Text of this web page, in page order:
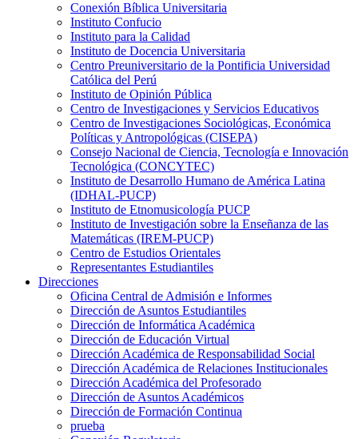
Conexión Bíblica Universitaria
Instituto Confucio
Instituto para la Calidad
Instituto de Docencia Universitaria
Centro Preuniversitario de la Pontificia Universidad
Católica del Perú
Instituto de Opinión Pública
Centro de Investigaciones y Servicios Educativos
Centro de Investigaciones Sociológicas, Económica
Políticas y Antropológicas (CISEPA)
Consejo Nacional de Ciencia, Tecnología e Innovación
Tecnológica (CONCYTEC)
Instituto de Desarrollo Humano de América Latina
(IDHAL-PUCP)
Instituto de Etnomusicología PUCP
Instituto de Investigación sobre la Enseñanza de las
Matemáticas (IREM-PUCP)
Centro de Estudios Orientales
Representantes Estudiantiles
Direcciones
Oficina Central de Admisión e Informes
Dirección de Asuntos Estudiantiles
Dirección de Informática Académica
Dirección de Educación Virtual
Dirección Académica de Responsabilidad Social
Dirección Académica de Relaciones Institucionales
Dirección Académica del Profesorado
Dirección de Asuntos Académicos
Dirección de Formación Continua
prueba